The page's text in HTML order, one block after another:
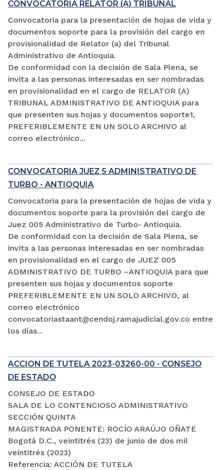
CONVOCATORIA RELATOR (A) TRIBUNAL
Convocatoria para la presentación de hojas de vida y
documentos soporte para la provisión del cargo en
provisionalidad de Relator (a) del Tribunal
Administrativo de Antioquia.
De conformidad con la decisión de Sala Plena, se
invita a las personas interesadas en ser nombradas
en provisionalidad en el cargo de RELATOR (A)
TRIBUNAL ADMINISTRATIVO DE ANTIOQUIA para
que presenten sus hojas y documentos soporte1,
PREFERIBLEMENTE EN UN SOLO ARCHIVO al
correo electrónico...
CONVOCATORIA JUEZ 5 ADMINISTRATIVO DE
TURBO - ANTIOQUIA
Convocatoria para la presentación de hojas de vida y
documentos soporte para la provisión del cargo de
Juez 005 Administrativo de Turbo- Antioquia.
De conformidad con la decisión de Sala Plena, se
invita a las personas interesadas en ser nombradas
en provisionalidad en el cargo de JUEZ 005
ADMINISTRATIVO DE TURBO –ANTIOQUIA para que
presenten sus hojas y documentos soporte
PREFERIBLEMENTE EN UN SOLO ARCHIVO, al
correo electrónico
convocatoriastaant@cendoj.ramajudicial.gov.co entre
los días...
ACCION DE TUTELA 2023-03260-00 - CONSEJO
DE ESTADO
CONSEJO DE ESTADO
SALA DE LO CONTENCIOSO ADMINISTRATIVO
SECCIÓN QUINTA
MAGISTRADA PONENTE: ROCÍO ARAÚJO OÑATE
Bogotá D.C., veintitrés (23) de junio de dos mil
veintitrés (2023)
Referencia: ACCIÓN DE TUTELA